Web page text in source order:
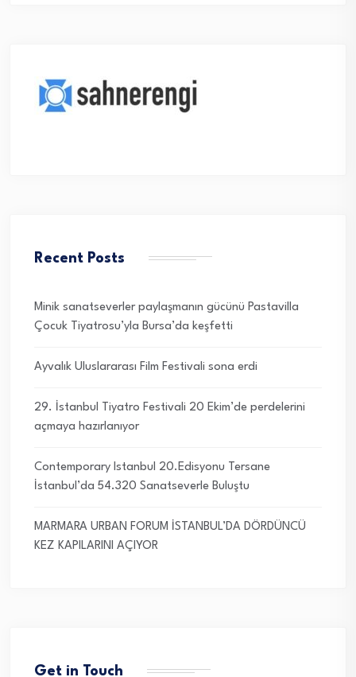
Recent Posts
Minik sanatseverler paylaşmanın gücünü Pastavilla
Çocuk Tiyatrosu’yla Bursa’da keşfetti
Ayvalık Uluslararası Film Festivali sona erdi
29. İstanbul Tiyatro Festivali 20 Ekim’de perdelerini
açmaya hazırlanıyor
Contemporary Istanbul 20.Edisyonu Tersane
İstanbul’da 54.320 Sanatseverle Buluştu
MARMARA URBAN FORUM İSTANBUL’DA DÖRDÜNCÜ
KEZ KAPILARINI AÇIYOR
Get in Touch